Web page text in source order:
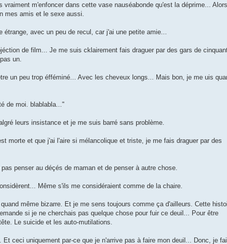
m'enfoncer dans cette vase nauséabonde qu'est la déprime...
mes amis et le sexe aussi.
avec un peu de recul, car j'ai une petite amie...
de film... Je me suis cklairement fais draguer par des gars de
un.
un peu trop éfféminé... Avec les cheveux longs... Mais bon, je me uis
de moi. blablabla..."
leurs insistance et je me suis barré sans problème.
morte et que j'ai l'aire si mélancolique et triste, je me fais draguer par des
penser au déçés de maman et de penser à autre chose.
Même s'ils me considéraient comme de la chaire.
même bizarre. Et je me sens toujours comme ça d'ailleurs. Cette
si je ne cherchais pas quelque chose pour fuir ce deuil... Pour être
Le suicide et les auto-mutilations.
ceci uniquement par-ce que je n'arrive pas à faire mon deuil... Donc, je